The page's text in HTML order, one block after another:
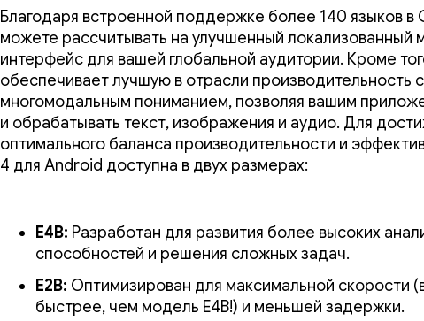
Благодаря встроенной поддержке более 140 языков в
можете рассчитывать на улучшенный локализованный
интерфейс для вашей глобальной аудитории. Кроме
обеспечивает лучшую в отрасли производительность с
многомодальным пониманием, позволяя вашим
и обрабатывать текст, изображения и аудио. Для
оптимального баланса производительности и
4 для Android доступна в двух размерах:
E4B: Разработан для развития более высоких
способностей и решения сложных задач.
E2B: Оптимизирован для максимальной скорости
быстрее, чем модель E4B!) и меньшей задержки.